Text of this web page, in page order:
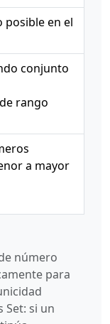
posible en el
conjunto
rango
a mayor
número
para
si un